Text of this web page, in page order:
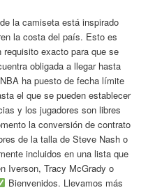
la camiseta está inspirado
la costa del país. Esto es
exacto para que se
obligada a llegar hasta
ha puesto de fecha límite
el que se pueden establecer
y los jugadores son libres
la conversión de contrato
de la talla de Steve Nash o
incluidos en una lista que
Iverson, Tracy McGrady o
Bienvenidos. Llevamos más